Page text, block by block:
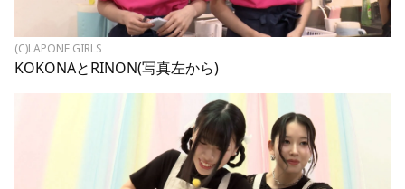
(C)LAPONE GIRLS
KOKONAとRINON(写真左から)